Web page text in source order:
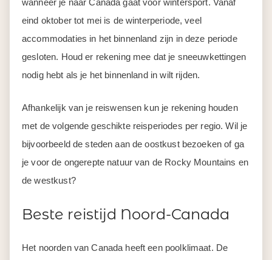
wanneer je naar Canada gaat voor wintersport. Vanaf
eind oktober tot mei is de winterperiode, veel
accommodaties in het binnenland zijn in deze periode
gesloten. Houd er rekening mee dat je sneeuwkettingen
nodig hebt als je het binnenland in wilt rijden.
Afhankelijk van je reiswensen kun je rekening houden
met de volgende geschikte reisperiodes per regio. Wil je
bijvoorbeeld de steden aan de oostkust bezoeken of ga
je voor de ongerepte natuur van de Rocky Mountains en
de westkust?
Beste reistijd Noord-Canada
Het noorden van Canada heeft een poolklimaat. De